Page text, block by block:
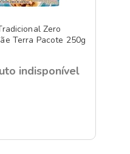
Zero
Terra Pacote 250g
indisponível